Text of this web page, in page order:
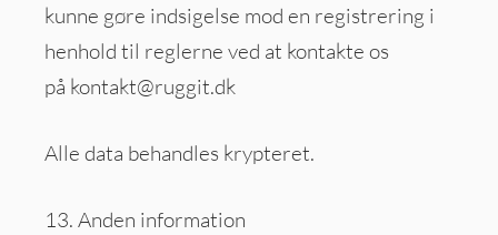
kunne gøre indsigelse mod en registrering i
henhold til reglerne ved at kontakte os
på kontakt@ruggit.dk
Alle data behandles krypteret.
13. Anden information